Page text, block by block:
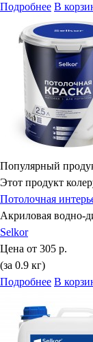
Подробнее В
Популярный
Этот продукт
Потолочная
Акриловая водно-
Selkor
Цена от 305 р.
(за 0.9 кг)
Подробнее В